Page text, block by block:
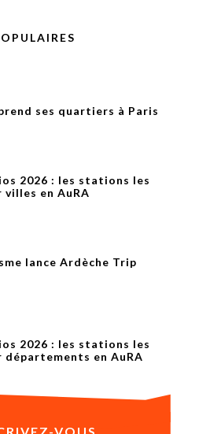
ses quartiers à Paris
2026 : les stations les
villes en AuRA
lance Ardèche Trip
2026 : les stations les
départements en AuRA